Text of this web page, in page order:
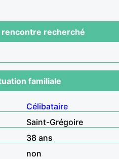
rencontre recherché
familiale
Célibataire
Saint-Grégoire
38 ans
non